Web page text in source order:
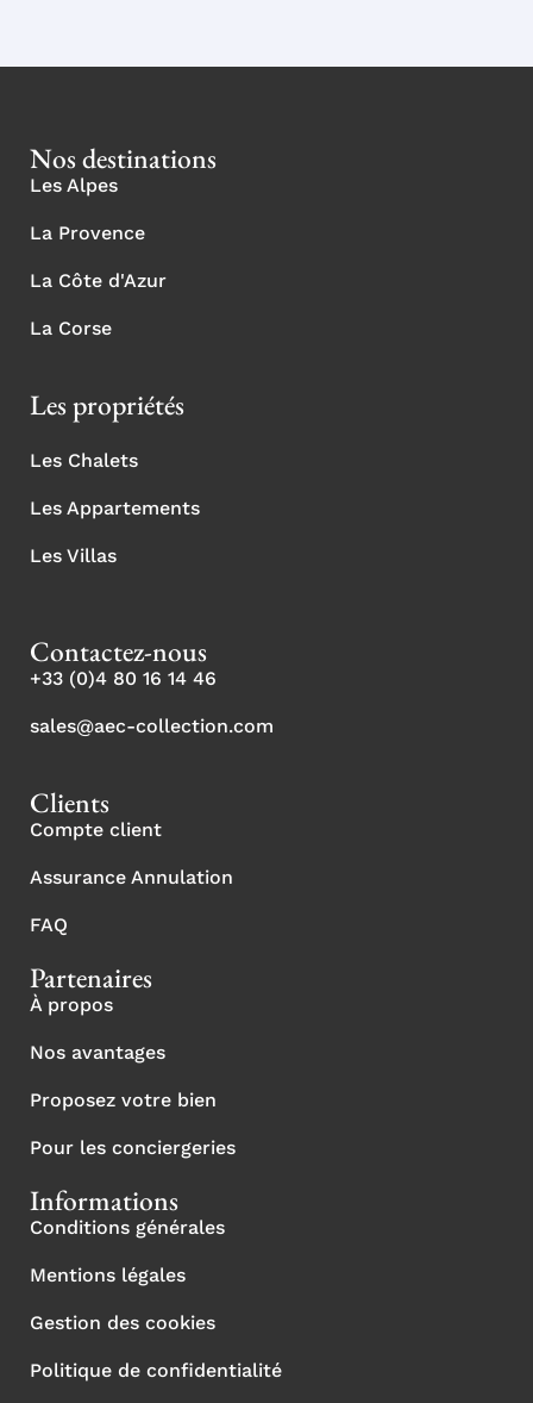
Nos destinations
Les Alpes
La Provence
La Côte d'Azur
La Corse
Les propriétés
Les Chalets
Les Appartements
Les Villas
Contactez-nous
+33 (0)4 80 16 14 46
sales@aec-collection.com
Clients
Compte client
Assurance Annulation
FAQ
Partenaires
À propos
Nos avantages
Proposez votre bien
Pour les conciergeries
Informations
Conditions générales
Mentions légales
Gestion des cookies
Politique de confidentialité